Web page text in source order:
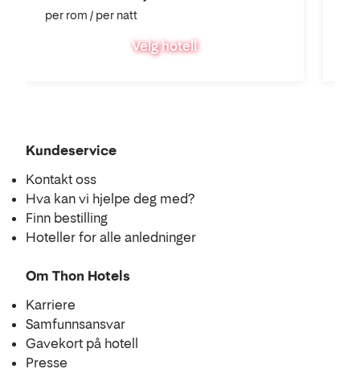
per rom / per natt
Velg hotell
Kundeservice
Kontakt oss
Hva kan vi hjelpe deg med?
Finn bestilling
Hoteller for alle anledninger
Om Thon Hotels
Karriere
Samfunnsansvar
Gavekort på hotell
Presse